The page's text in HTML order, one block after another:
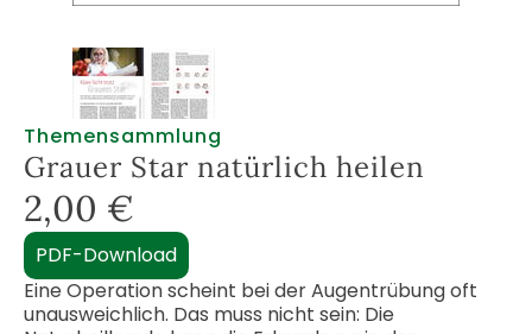
Themensammlung
Grauer Star natürlich heilen
2,00 €
PDF-Download
Eine Operation scheint bei der Augentrübung oft
unausweichlich. Das muss nicht sein: Die